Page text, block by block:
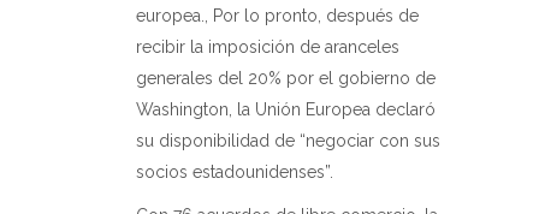
europea., Por lo pronto, después de
recibir la imposición de aranceles
generales del 20% por el gobierno de
Washington, la Unión Europea declaró
su disponibilidad de “negociar con sus
socios estadounidenses”.